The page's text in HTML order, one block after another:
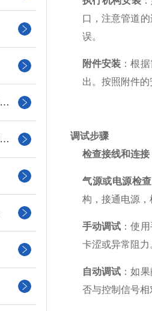
联轴器、耦合器、离合器
变送器、传感器、继电器
口，注意管道
误。
附件安装 ：根
出。按照附件的
调试步骤
检查接线和连接
气源或电源检查
构，接通电源，
手动调试 ：使
卡涩或异常阻力
自动调试 ：如
否与控制信号相